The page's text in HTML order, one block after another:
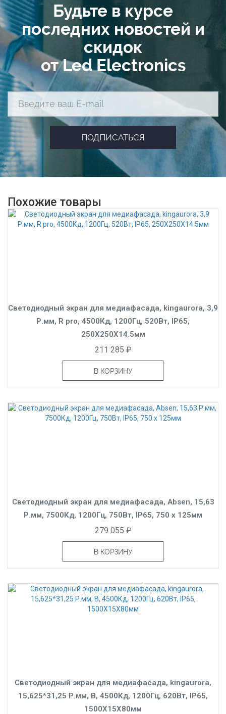
Будьте в курсе
последних новостей и
скидок
от Led Electronics
Похожие товары
Светодиодный экран для медиафасада, kingaurora, 3,9
Р.мм, R pro, 4500Кд, 1200Гц, 520Вт, IP65,
250X250X14.5мм
211 285 ₽
В КОРЗИНУ
Светодиодный экран для медиафасада, Absen, 15,63
Р.мм, 7500Кд, 1200Гц, 750Вт, IP65, 750 x 125мм
279 055 ₽
В КОРЗИНУ
Светодиодный экран для медиафасада, kingaurora,
15,625*31,25 Р.мм, B, 4500Кд, 1200Гц, 620Вт, IP65,
1500X15X80мм